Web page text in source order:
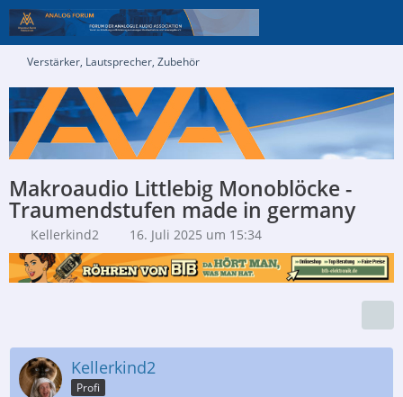
Verstärker, Lautsprecher, Zubehör
Makroaudio Littlebig Monoblöcke -
Traumendstufen made in germany
Kellerkind2 16. Juli 2025 um 15:34
Kellerkind2
Profi